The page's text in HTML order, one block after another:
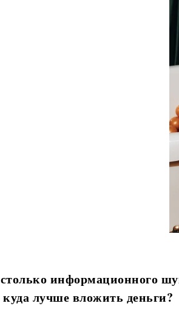
информационного
лучше вложить деньги?